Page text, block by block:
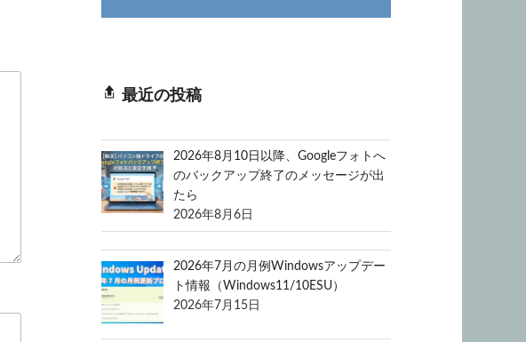
最近の投稿
2026年8月10日以降、Googleフォトへ
のバックアップ終了のメッセージが出
たら
2026年8月6日
2026年7月の月例Windowsアップデー
ト情報（Windows11/10ESU）
2026年7月15日